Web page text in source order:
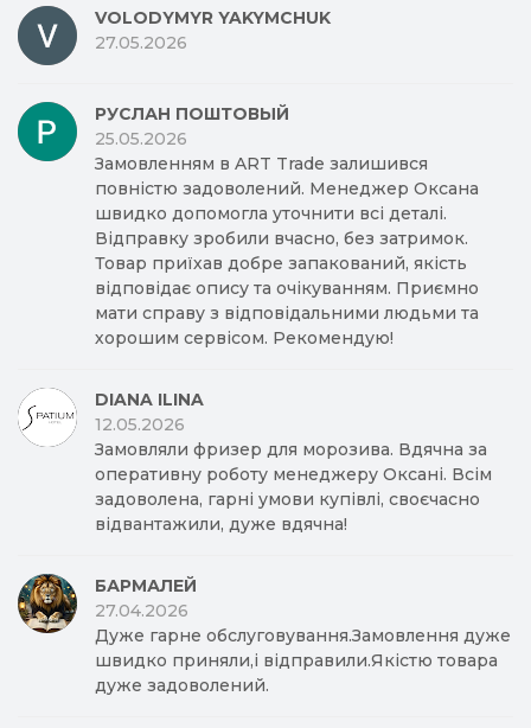
VOLODYMYR YAKYMCHUK
27.05.2026
РУСЛАН ПОШТОВЫЙ
25.05.2026
Замовленням в ART Trade залишився
повністю задоволений. Менеджер Оксана
швидко допомогла уточнити всі деталі.
Відправку зробили вчасно, без затримок.
Товар приїхав добре запакований, якість
відповідає опису та очікуванням. Приємно
мати справу з відповідальними людьми та
хорошим сервісом. Рекомендую!
DIANA ILINA
12.05.2026
Замовляли фризер для морозива. Вдячна за
оперативну роботу менеджеру Оксані. Всім
задоволена, гарні умови купівлі, своєчасно
відвантажили, дуже вдячна!
БАРМАЛЕЙ
27.04.2026
Дуже гарне обслуговування.Замовлення дуже
швидко приняли,і відправили.Якістю товара
дуже задоволений.